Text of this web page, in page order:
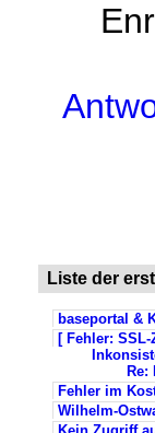
Liste der
baseportal &
[ Fehler:
Re:
Fehler im
Wilhelm-